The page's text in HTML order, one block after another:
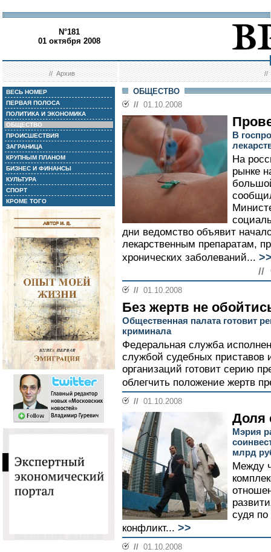
N°181
01 октября 2008
//Архив //
ВЕСЬ НОМЕР
ПЕРВАЯ ПОЛОСА
ПОЛИТИКА И ЭКОНОМИКА
ОБЩЕСТВО
ПРОИСШЕСТВИЯ
ЗАГРАНИЦА
КРУПНЫМ ПЛАНОМ
БИЗНЕС И ФИНАНСЫ
КУЛЬТУРА
СПОРТ
КРОМЕ ТОГО
ОБЩЕСТВО
// 01.10.2008
В
На
рынке
дни ведомство объявит
лекарственным препаратам,
хронических заболеваний...
//
// 01.10.2008
Без жертв не
Общественная палата готовит
криминала
Федеральная служба
службой судебных приставов
организаций готовит серию
облегчить положение жертв
// 01.10.2008
Доля
Мэрия
млрд
Между
судя
конфликт... >>
// 01.10.2008